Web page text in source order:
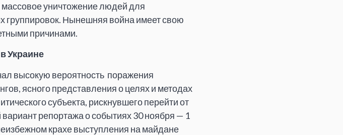
уничтожение людей для
Нынешняя война имеет свою
причинами.
Украине
высокую вероятность поражения
ясного представления о целях и методах
субъекта, рискнувшего перейти от
репортажа о событиях 30 ноября — 1
крахе выступления на майдане